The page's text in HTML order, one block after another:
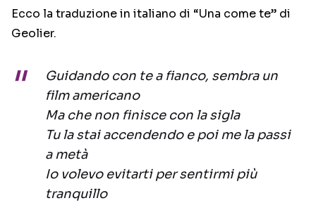
Ecco la traduzione in italiano di “Una come te” di
Geolier.
Guidando con te a fianco, sembra un
film americano
Ma che non finisce con la sigla
Tu la stai accendendo e poi me la passi
a metà
Io volevo evitarti per sentirmi più
tranquillo